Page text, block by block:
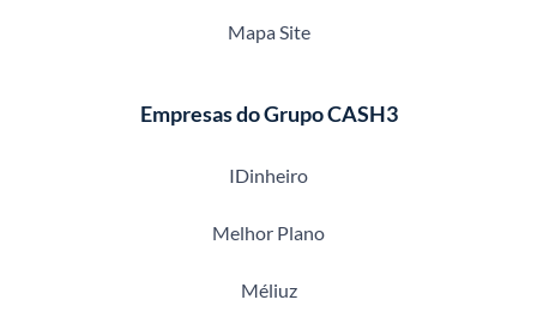
Mapa Site
Empresas do Grupo CASH3
IDinheiro
Melhor Plano
Méliuz